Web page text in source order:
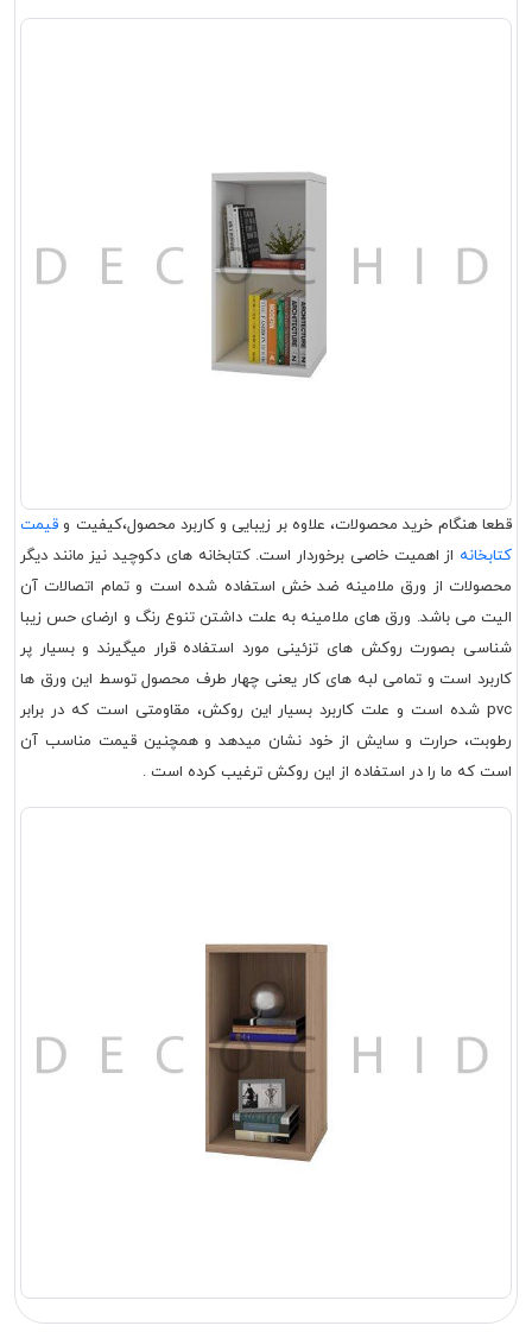
قطعا هنگام خرید محصولات، علاوه بر زیبایی و کاربرد محصول،کیفیت و قیمت
کتابخانه از اهمیت خاصی برخوردار است. کتابخانه های دکوچید نیز مانند دیگر
محصولات از ورق ملامینه ضد خش استفاده شده است و تمام اتصالات آن
الیت می باشد. ورق های ملامینه به علت داشتن تنوع رنگ و ارضای حس زیبا
شناسی بصورت روکش های تزئینی مورد استفاده قرار میگیرند و بسیار پر
کاربرد است و تمامی لبه های کار یعنی چهار طرف محصول توسط این ورق ها
pvc شده است و علت کاربرد بسیار این روکش، مقاومتی است که در برابر
رطوبت، حرارت و سایش از خود نشان میدهد و همچنین قیمت مناسب آن
است که ما را در استفاده از این روکش ترغیب کرده است .